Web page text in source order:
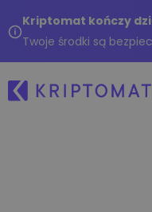
Kriptomat kończy
Twoje środki są